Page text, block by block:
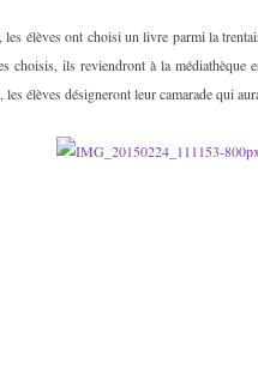
élèves ont choisi un livre parmi la
choisis, ils reviendront à la médiathèque
élèves désigneront leur camarade qui